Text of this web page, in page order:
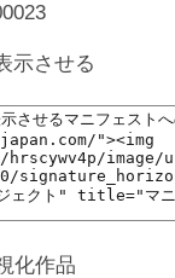
示させる
化作品